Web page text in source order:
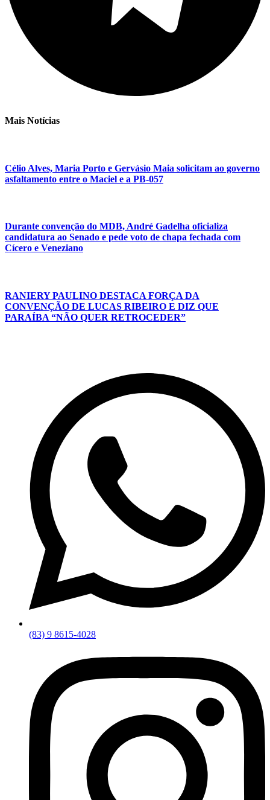
Mais Notícias
Célio Alves, Maria Porto e Gervásio Maia solicitam ao governo
asfaltamento entre o Maciel e a PB-057
Durante convenção do MDB, André Gadelha oficializa
candidatura ao Senado e pede voto de chapa fechada com
Cícero e Veneziano
RANIERY PAULINO DESTACA FORÇA DA
CONVENÇÃO DE LUCAS RIBEIRO E DIZ QUE
PARAÍBA “NÃO QUER RETROCEDER”
(83) 9 8615-4028